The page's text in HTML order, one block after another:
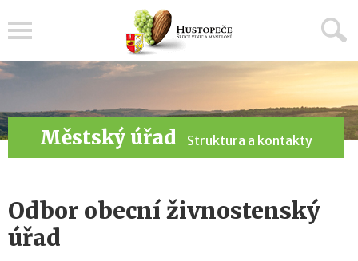
Městský úřad Struktura a kontakty
Odbor obecní živnostenský
úřad